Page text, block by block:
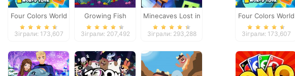
Four Colors World
Tour
Зіграли: 173,607
Growing Fish
Зіграли: 207,492
Minecaves Lost in
Space
Зіграли: 293,288
Four Colors World
Tour
Зіграли: 173,607